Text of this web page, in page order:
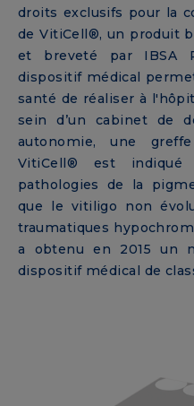
droits exclusifs pour la
de VitiCell®, un produit
et breveté par IBSA
dispositif médical
santé de réaliser à
sein d’un cabinet de
autonomie, une
VitiCell® est
pathologies de la
que le vitiligo non
traumatiques
a obtenu en 2015 un
dispositif médical de